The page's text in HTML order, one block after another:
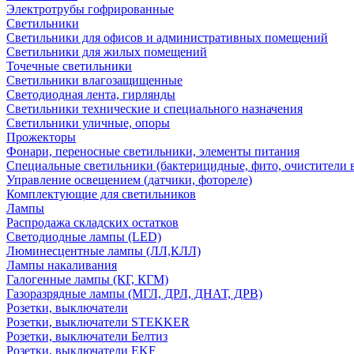
Электротрубы гофрированные
Светильники
Светильники для офисов и административных помещений
Светильники для жилых помещений
Точечные светильники
Светильники влагозащищенные
Светодиодная лента, гирлянды
Светильники технические и специального назначения
Светильники уличные, опоры
Прожекторы
Фонари, переносные светильники, элементы питания
Специальные светильники (бактерицидные, фито, очистители
Управление освещением (датчики, фотореле)
Комплектующие для светильников
Лампы
Распродажа складских остатков
Светодиодные лампы (LED)
Люминесцентные лампы (ЛЛ,КЛЛ)
Лампы накаливания
Галогенные лампы (КГ, КГМ)
Газоразрядные лампы (МГЛ, ДРЛ, ДНАТ, ДРВ)
Розетки, выключатели
Розетки, выключатели STEKKER
Розетки, выключатели Белтиз
Розетки, выключатели EKF